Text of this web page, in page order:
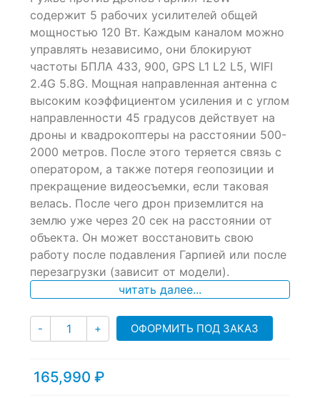
based
on
customer
ratings
содержит 5 рабочих усилителей общей
мощностью 120 Вт. Каждым каналом можно
управлять независимо, они блокируют
частоты БПЛА 433, 900, GPS L1 L2 L5, WIFI
2.4G 5.8G. Мощная направленная антенна с
высоким коэффициентом усиления и с углом
направленности 45 градусов действует на
дроны и квадрокоптеры на расстоянии 500-
2000 метров. После этого теряется связь с
оператором, а также потеря геопозиции и
прекращение видеосъемки, если таковая
велась. После чего дрон приземлится на
землю уже через 20 сек на расстоянии от
объекта. Он может восстановить свою
работу после подавления Гарпией или после
перезагрузки (зависит от модели).
читать далее...
- Количество
+ ОФОРМИТЬ ПОД ЗАКАЗ
165,990 ₽